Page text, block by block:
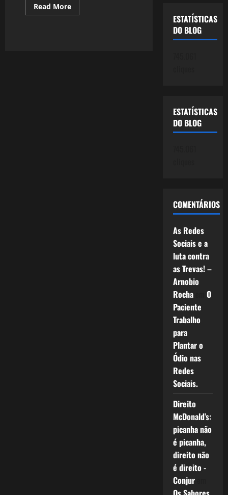
Read MoreRead
more
ESTATÍSTICAS
DO BLOG
ESTATÍSTICAS
DO BLOG
COMENTÁRIOS
As Redes
Sociais e a
luta contra
as Trevas! –
Arnobio
Rochaem O
Paciente
Trabalho
para
Plantar o
Ódio nas
Redes
Sociais.
Direito
McDonald’s:
picanha não
é picanha,
direito não
é direito -
Conjurem